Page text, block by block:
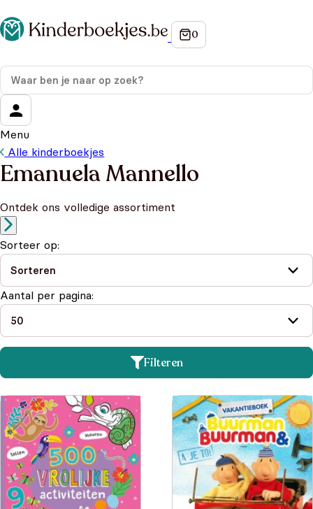
Menu
Alle kinderboekjes
Emanuela Mannello
Ontdek ons volledige assortiment
Sorteer op:
Aantal per pagina:
Filteren